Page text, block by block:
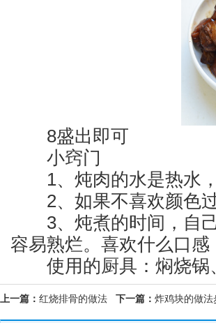
8盛出即可
小窍门
1、炖肉的水是热水，
2、如果不喜欢颜色过
3、炖煮的时间，自己
容易熟烂。喜欢什么口
使用的厨具：焖烧锅
上一篇： 红烧排骨的做法 下一篇： 炸鸡块的做法